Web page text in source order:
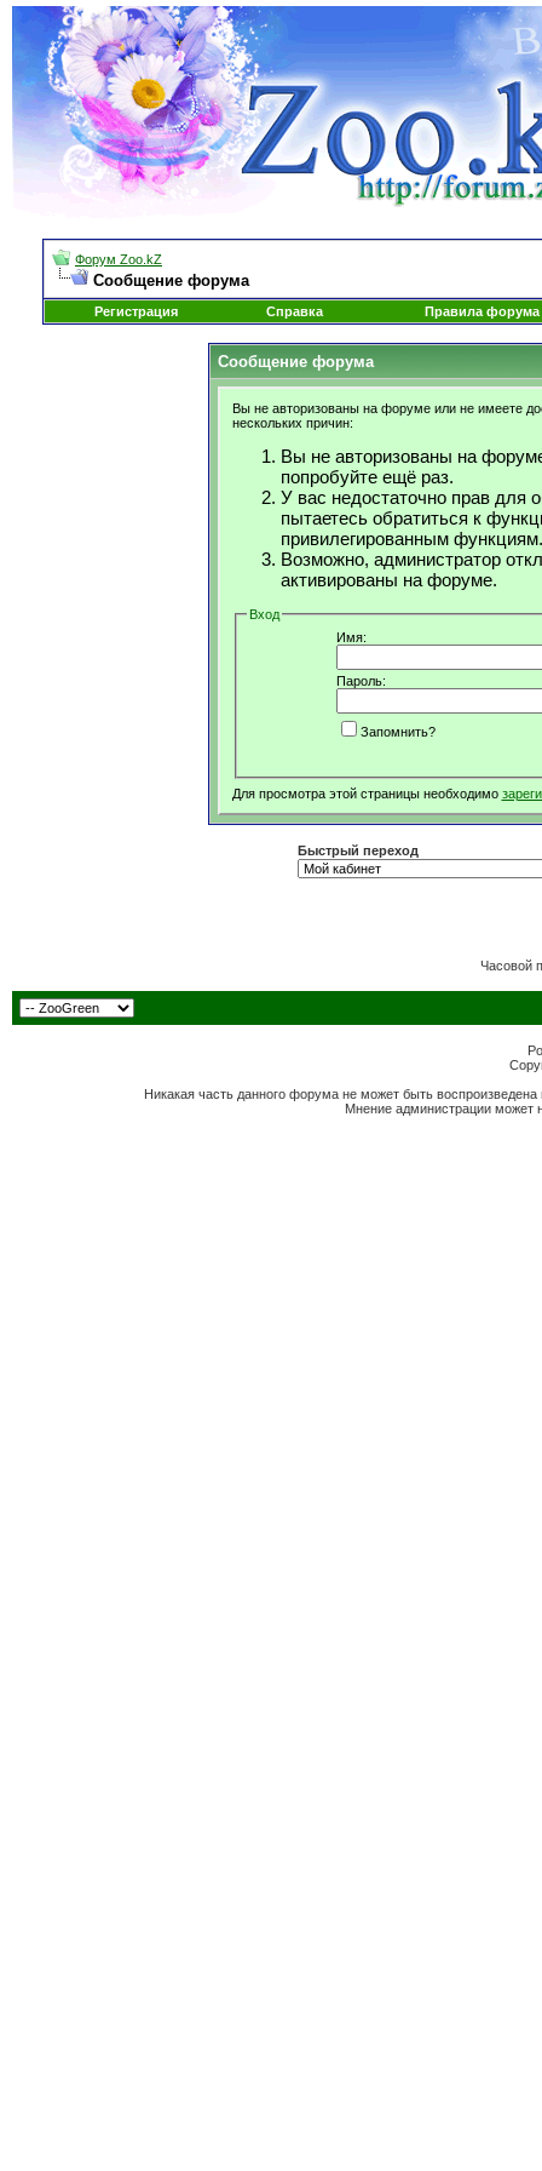
Форум Zoo.kZ
Сообщение форума
Регистрация Справка Правила форума
Сообщение форума
Вы не авторизованы на форуме или не имеете
нескольких причин:
Вы не авторизованы на
попробуйте ещё раз.
У вас недостаточно прав для
пытаетесь обратиться к
привилегированным функциям.
Возможно, администратор
активированы на форуме.
Вход
Имя:
Пароль:
Запомнить?
Для просмотра этой страницы необходимо
Быстрый переход
Часовой
Никакая часть данного форума не может быть
Мнение администрации может